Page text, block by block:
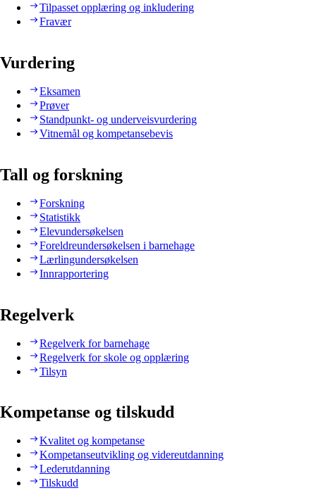
Tilpasset opplæring og inkludering
Fravær
Vurdering
Eksamen
Prøver
Standpunkt- og underveisvurdering
Vitnemål og kompetansebevis
Tall og forskning
Forskning
Statistikk
Elevundersøkelsen
Foreldreundersøkelsen i barnehage
Lærlingundersøkelsen
Innrapportering
Regelverk
Regelverk for barnehage
Regelverk for skole og opplæring
Tilsyn
Kompetanse og tilskudd
Kvalitet og kompetanse
Kompetanseutvikling og videreutdanning
Lederutdanning
Tilskudd